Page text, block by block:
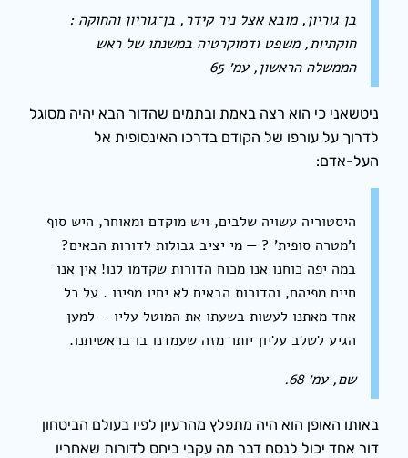
בן גוריון, מובא אצל ניר קידר, בן־גוריון והחוקה :
חוקתיות, משפט ודמוקרטיה במשנתו של ראש
הממשלה הראשון, עמ׳ 65
ניטשאני כי הוא רצה באמת ובתמים שהדור הבא יהיה מסוגל
לדרוך על עורפו של הקודם בדרכו האינסופית אל
העל-אדם:
היסטוריה עשויה שלבים, ויש מוקדם ומאוחר, היש סוף
ו’מטרה סופית’ ? — מי יציב גבולות לדורות הבאים?
במה יפה כוחנו אנו מכוח הדורות שקדמו לנו! אין אנו
חיים מפיהם, והדורות הבאים לא יחיו מפינו . על כל
אחד מאתנו לעשות בשעתו את המוטל עליו — למען
הגיע לשלב עליון יותר מזה שעמדנו בו בראשיתנו.
שם, עמ׳ 68.
באותו האופן הוא היה מתפלץ מהרעיון לפיו בעולם הביטחון
דור אחד יכול לנסח דבר מה עקבי ביחס לדורות שאחריו